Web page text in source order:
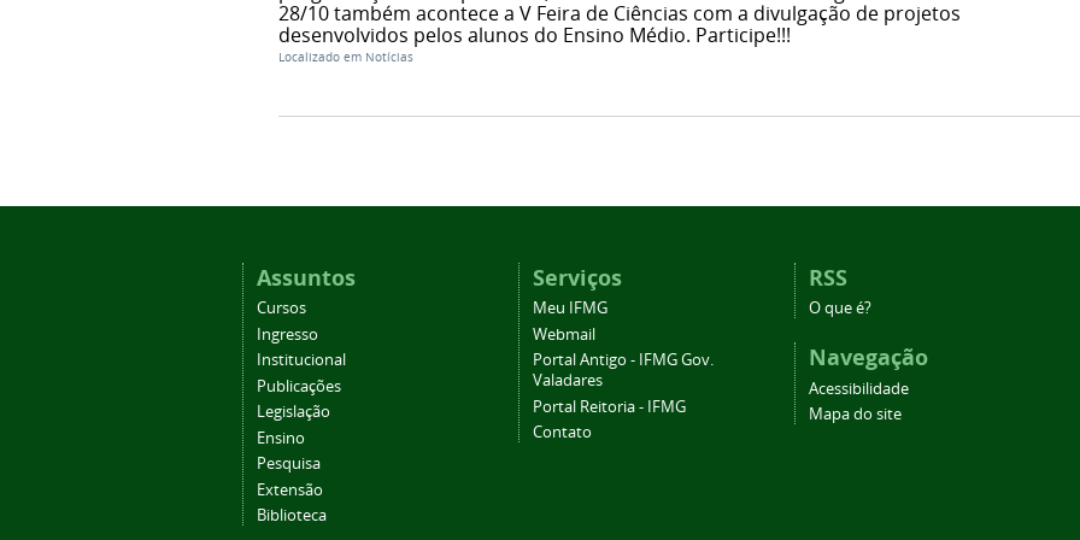
28/10 também acontece a V Feira de Ciências com a divulgação de projetos
desenvolvidos pelos alunos do Ensino Médio. Participe!!!
Localizado em Notícias
Assuntos
Cursos
Ingresso
Institucional
Publicações
Legislação
Ensino
Pesquisa
Extensão
Biblioteca
Serviços
Meu IFMG
Webmail
Portal Antigo - IFMG Gov.
Valadares
Portal Reitoria - IFMG
Contato
RSS
O que é?
Navegação
Acessibilidade
Mapa do site